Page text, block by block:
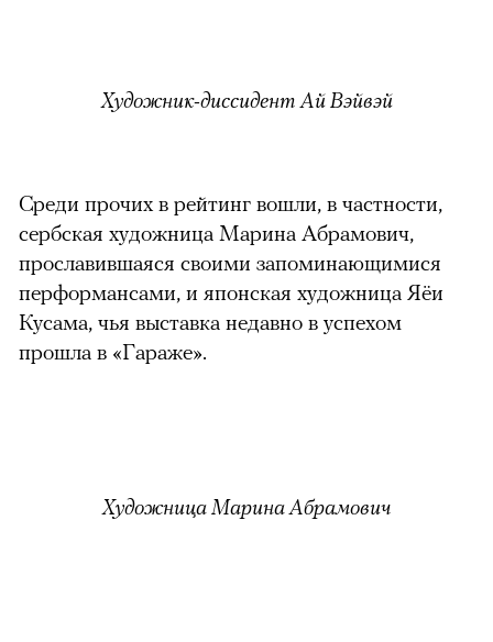
Художник-диссидент Ай Вэйвэй
Среди прочих в рейтинг вошли, в частности,
сербская художница Марина Абрамович,
прославившаяся своими запоминающимися
перформансами, и японская художница Яёи
Кусама, чья выставка недавно в успехом
прошла в «Гараже».
Художница Марина Абрамович